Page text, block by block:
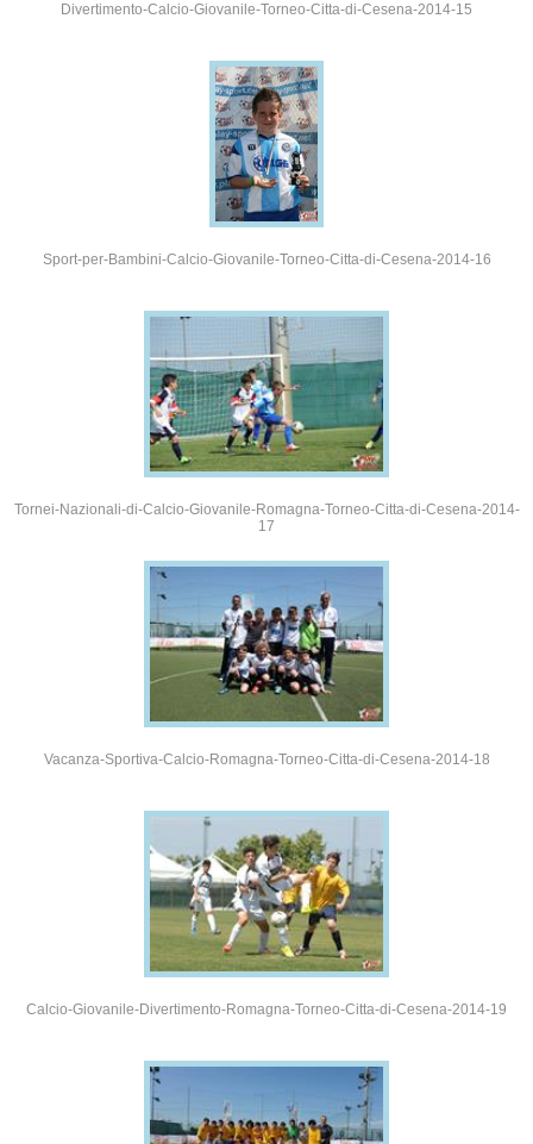
Divertimento-Calcio-Giovanile-Torneo-Citta-di-Cesena-2014-15
Sport-per-Bambini-Calcio-Giovanile-Torneo-Citta-di-Cesena-2014-16
Tornei-Nazionali-di-Calcio-Giovanile-Romagna-Torneo-Citta-di-Cesena-2014-
17
Vacanza-Sportiva-Calcio-Romagna-Torneo-Citta-di-Cesena-2014-18
Calcio-Giovanile-Divertimento-Romagna-Torneo-Citta-di-Cesena-2014-19